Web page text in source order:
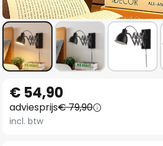
naar
het
begin
€ 54,90
adviesprijs€ 79,90
incl. btw